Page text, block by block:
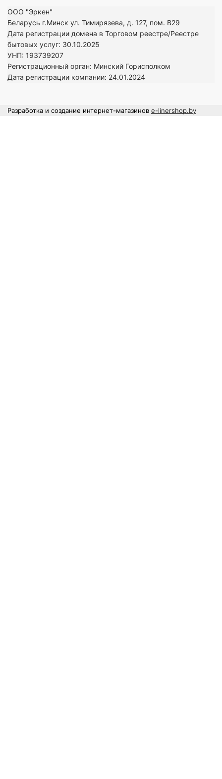
ООО "Эркен"
Беларусь г.Минск ул. Тимирязева, д. 127, пом. В29
Дата регистрации домена в Торговом реестре/Реестре
бытовых услуг: 30.10.2025
УНП: 193739207
Регистрационный орган: Минский Горисполком
Дата регистрации компании: 24.01.2024
Разработка и создание интернет-магазинов e-linershop.by